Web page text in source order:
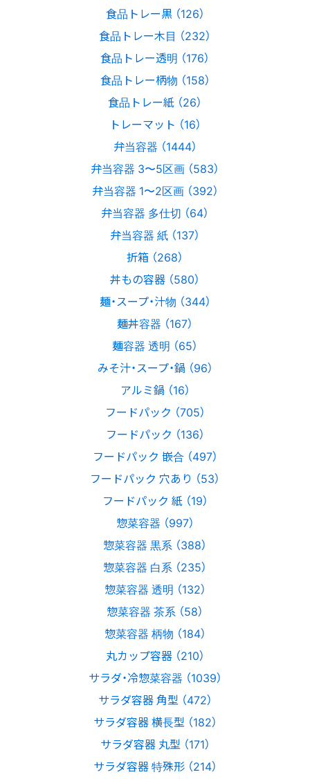
食品トレー黒 （126）
食品トレー木目 （232）
食品トレー透明 （176）
食品トレー柄物 （158）
食品トレー紙 （26）
トレーマット （16）
弁当容器 （1444）
弁当容器 3〜5区画 （583）
弁当容器 1〜2区画 （392）
弁当容器 多仕切 （64）
弁当容器 紙 （137）
折箱 （268）
丼もの容器 （580）
麺・スープ・汁物 （344）
麺丼容器 （167）
麺容器 透明 （65）
みそ汁・スープ・鍋 （96）
アルミ鍋 （16）
フードパック （705）
フードパック （136）
フードパック 嵌合 （497）
フードパック 穴あり （53）
フードパック 紙 （19）
惣菜容器 （997）
惣菜容器 黒系 （388）
惣菜容器 白系 （235）
惣菜容器 透明 （132）
惣菜容器 茶系 （58）
惣菜容器 柄物 （184）
丸カップ容器 （210）
サラダ・冷惣菜容器 （1039）
サラダ容器 角型 （472）
サラダ容器 横長型 （182）
サラダ容器 丸型 （171）
サラダ容器 特殊形 （214）